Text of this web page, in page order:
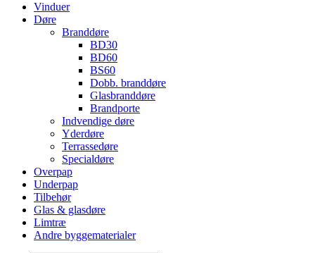
Vinduer
Døre
Branddøre
BD30
BD60
BS60
Dobb. branddøre
Glasbranddøre
Brandporte
Indvendige døre
Yderdøre
Terrassedøre
Specialdøre
Overpap
Underpap
Tilbehør
Glas & glasdøre
Limtræ
Andre byggematerialer